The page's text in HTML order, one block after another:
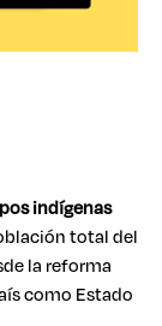
indígenas
total del
la reforma
como Estado